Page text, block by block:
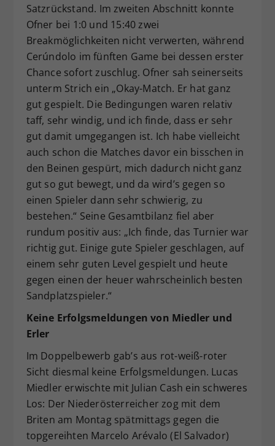
Satzrückstand. Im zweiten Abschnitt konnte
Ofner bei 1:0 und 15:40 zwei
Breakmöglichkeiten nicht verwerten, während
Cerúndolo im fünften Game bei dessen erster
Chance sofort zuschlug. Ofner sah seinerseits
unterm Strich ein „Okay-Match. Er hat ganz
gut gespielt. Die Bedingungen waren relativ
taff, sehr windig, und ich finde, dass er sehr
gut damit umgegangen ist. Ich habe vielleicht
auch schon die Matches davor ein bisschen in
den Beinen gespürt, mich dadurch nicht ganz
gut so gut bewegt, und da wird’s gegen so
einen Spieler dann sehr schwierig, zu
bestehen.“ Seine Gesamtbilanz fiel aber
rundum positiv aus: „Ich finde, das Turnier war
richtig gut. Einige gute Spieler geschlagen, auf
einem sehr guten Level gespielt und heute
gegen einen der heuer wahrscheinlich besten
Sandplatzspieler.“
Keine Erfolgsmeldungen von Miedler und
Erler
Im Doppelbewerb gab’s aus rot-weiß-roter
Sicht diesmal keine Erfolgsmeldungen. Lucas
Miedler erwischte mit Julian Cash ein schweres
Los: Der Niederösterreicher zog mit dem
Briten am Montag spätmittags gegen die
topgereihten Marcelo Arévalo (El Salvador)